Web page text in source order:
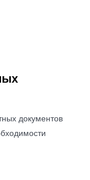
документов